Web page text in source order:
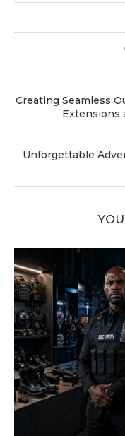
Creating Seamless
Extensions
Unforgettable